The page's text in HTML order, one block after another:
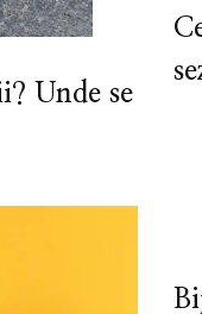
Unde se